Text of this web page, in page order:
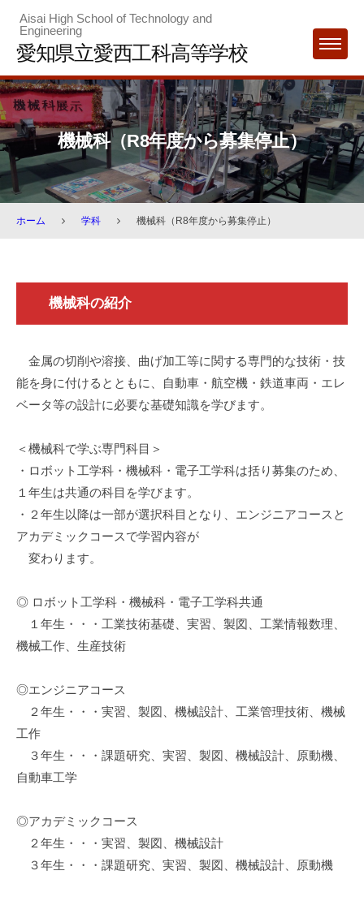
content
Aisai High School of Technology and
Engineering
愛知県立愛西工科高等学校 MENU
機械科（R8年度から募集停止）
ホーム 学科 機械科（R8年度から募集停止）
（R8
年
度
ら
募
集
停
止）
2025
月
日
機械科の紹介
金属の切削や溶接、曲げ加工等に関する専門的な技術・技
能を身に付けるとともに、自動車・航空機・鉄道車両・エレ
ベータ等の設計に必要な基礎知識を学びます。
＜機械科で学ぶ専門科目＞
・ロボット工学科・機械科・電子工学科は括り募集のため、
１年生は共通の科目を学びます。
・２年生以降は一部が選択科目となり、エンジニアコースと
アカデミックコースで学習内容が
変わります。
◎ ロボット工学科・機械科・電子工学科共通
１年生・・・工業技術基礎、実習、製図、工業情報数理、
機械工作、生産技術
◎エンジニアコース
２年生・・・実習、製図、機械設計、工業管理技術、機械
工作
３年生・・・課題研究、実習、製図、機械設計、原動機、
自動車工学
◎アカデミックコース
２年生・・・実習、製図、機械設計
３年生・・・課題研究、実習、製図、機械設計、原動機